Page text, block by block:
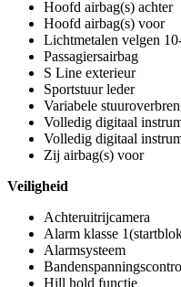
Hoofd airbag(s) achter
Hoofd airbag(s) voor
Lichtmetalen velgen
Passagiersairbag
S Line exterieur
Sportstuur leder
Variabele
Volledig digitaal
Volledig digitaal
Zij airbag(s) voor
Veiligheid
Achteruitrijcamera
Alarm klasse
Alarmsysteem
Hill hold functie